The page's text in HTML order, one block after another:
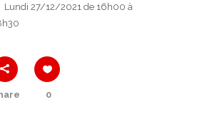
Lundi 27/12/2021 de 16h00 à
0